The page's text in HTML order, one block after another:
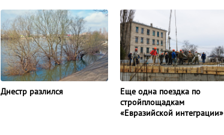
Днестр разлился
Еще одна поездка по
стройплощадкам
«Евразийской интеграции»